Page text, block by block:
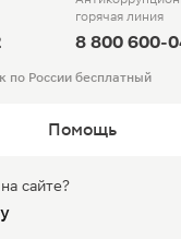
горячая линия
8 800 600-
по России бесплатный
Помощь
сайте?